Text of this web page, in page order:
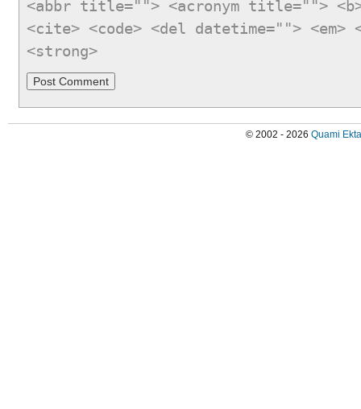
<abbr title=""> <acronym title="">
<cite> <code> <del datetime="">
<strong>
© 2002 - 2026 Quami